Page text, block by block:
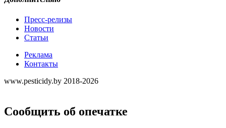
Пресс-релизы
Новости
Статьи
Реклама
Контакты
www.pesticidy.by 2018-2026
Сообщить об опечатке